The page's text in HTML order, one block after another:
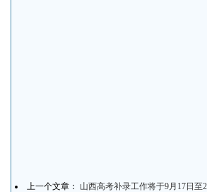
上一个文章： 山西高考补录工作将于9月17日至